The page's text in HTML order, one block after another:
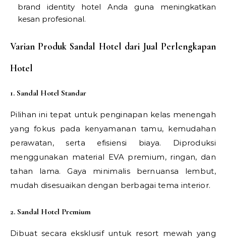
brand identity hotel Anda guna meningkatkan
kesan profesional.
Varian Produk Sandal Hotel dari Jual Perlengkapan
Hotel
1. Sandal Hotel Standar
Pilihan ini tepat untuk penginapan kelas menengah
yang fokus pada kenyamanan tamu, kemudahan
perawatan, serta efisiensi biaya. Diproduksi
menggunakan material EVA premium, ringan, dan
tahan lama. Gaya minimalis bernuansa lembut,
mudah disesuaikan dengan berbagai tema interior.
2. Sandal Hotel Premium
Dibuat secara eksklusif untuk resort mewah yang